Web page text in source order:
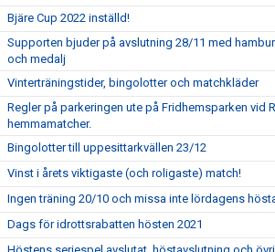
Bjäre Cup 2022 inställd!
Supporten bjuder på avslutning 28/11 med
och medalj
Vinterträningstider, bingolotter och matchkläder
Regler på parkeringen ute på Fridhemsparken vid
hemmamatcher.
Bingolotter till uppesittarkvällen 23/12
Vinst i årets viktigaste (och roligaste) match!
Ingen träning 20/10 och missa inte lördagens
Dags för idrottsrabatten hösten 2021